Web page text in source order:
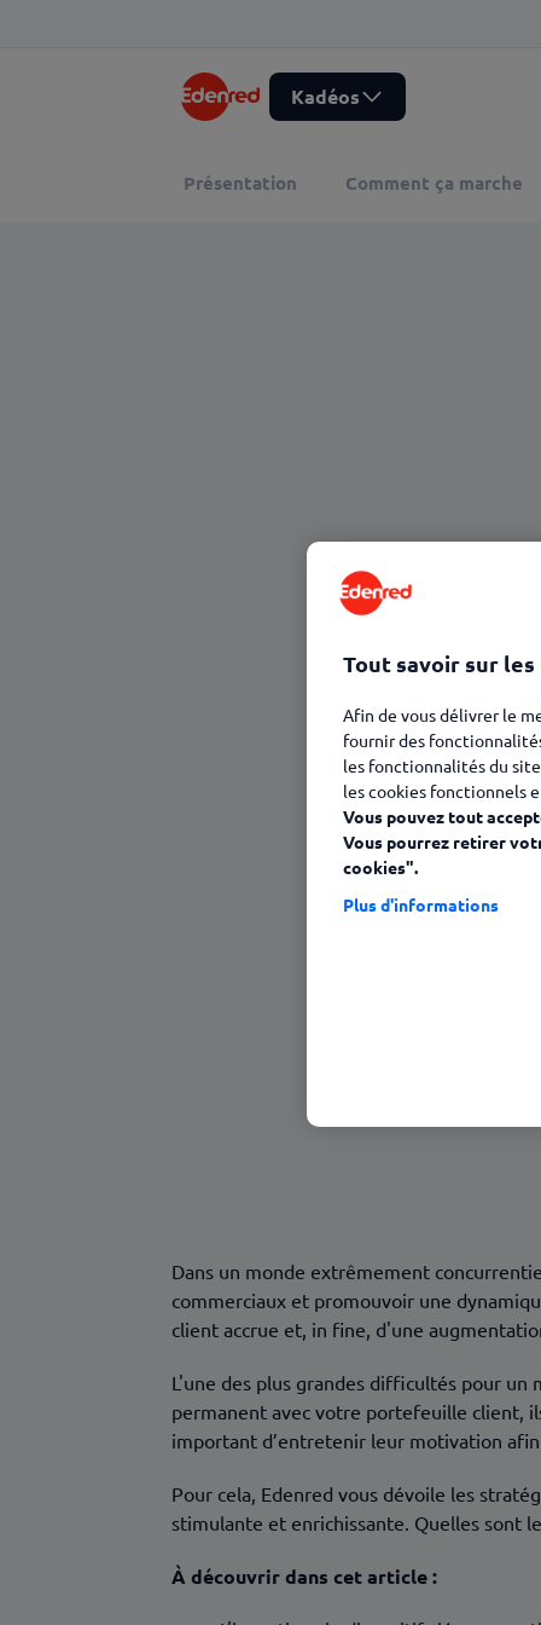
Kadéos
Présentation Comment ça marche
Quelles sont les récompenses pour
Dans un monde extrêmement
commerciaux et promouvoir une
client accrue et, in fine, d'une
L'une des plus grandes difficultés pour un
permanent avec votre portefeuille client,
important d’entretenir leur motivation
Pour cela, Edenred vous dévoile les
stimulante et enrichissante. Quelles sont
À découvrir dans cet article :
Tout savoir sur les
Afin de vous délivrer le
fournir des
les fonctionnalités du
les cookies fonctionnels
Vous pouvez tout
Vous pourrez retirer
cookies".
Plus d'informations